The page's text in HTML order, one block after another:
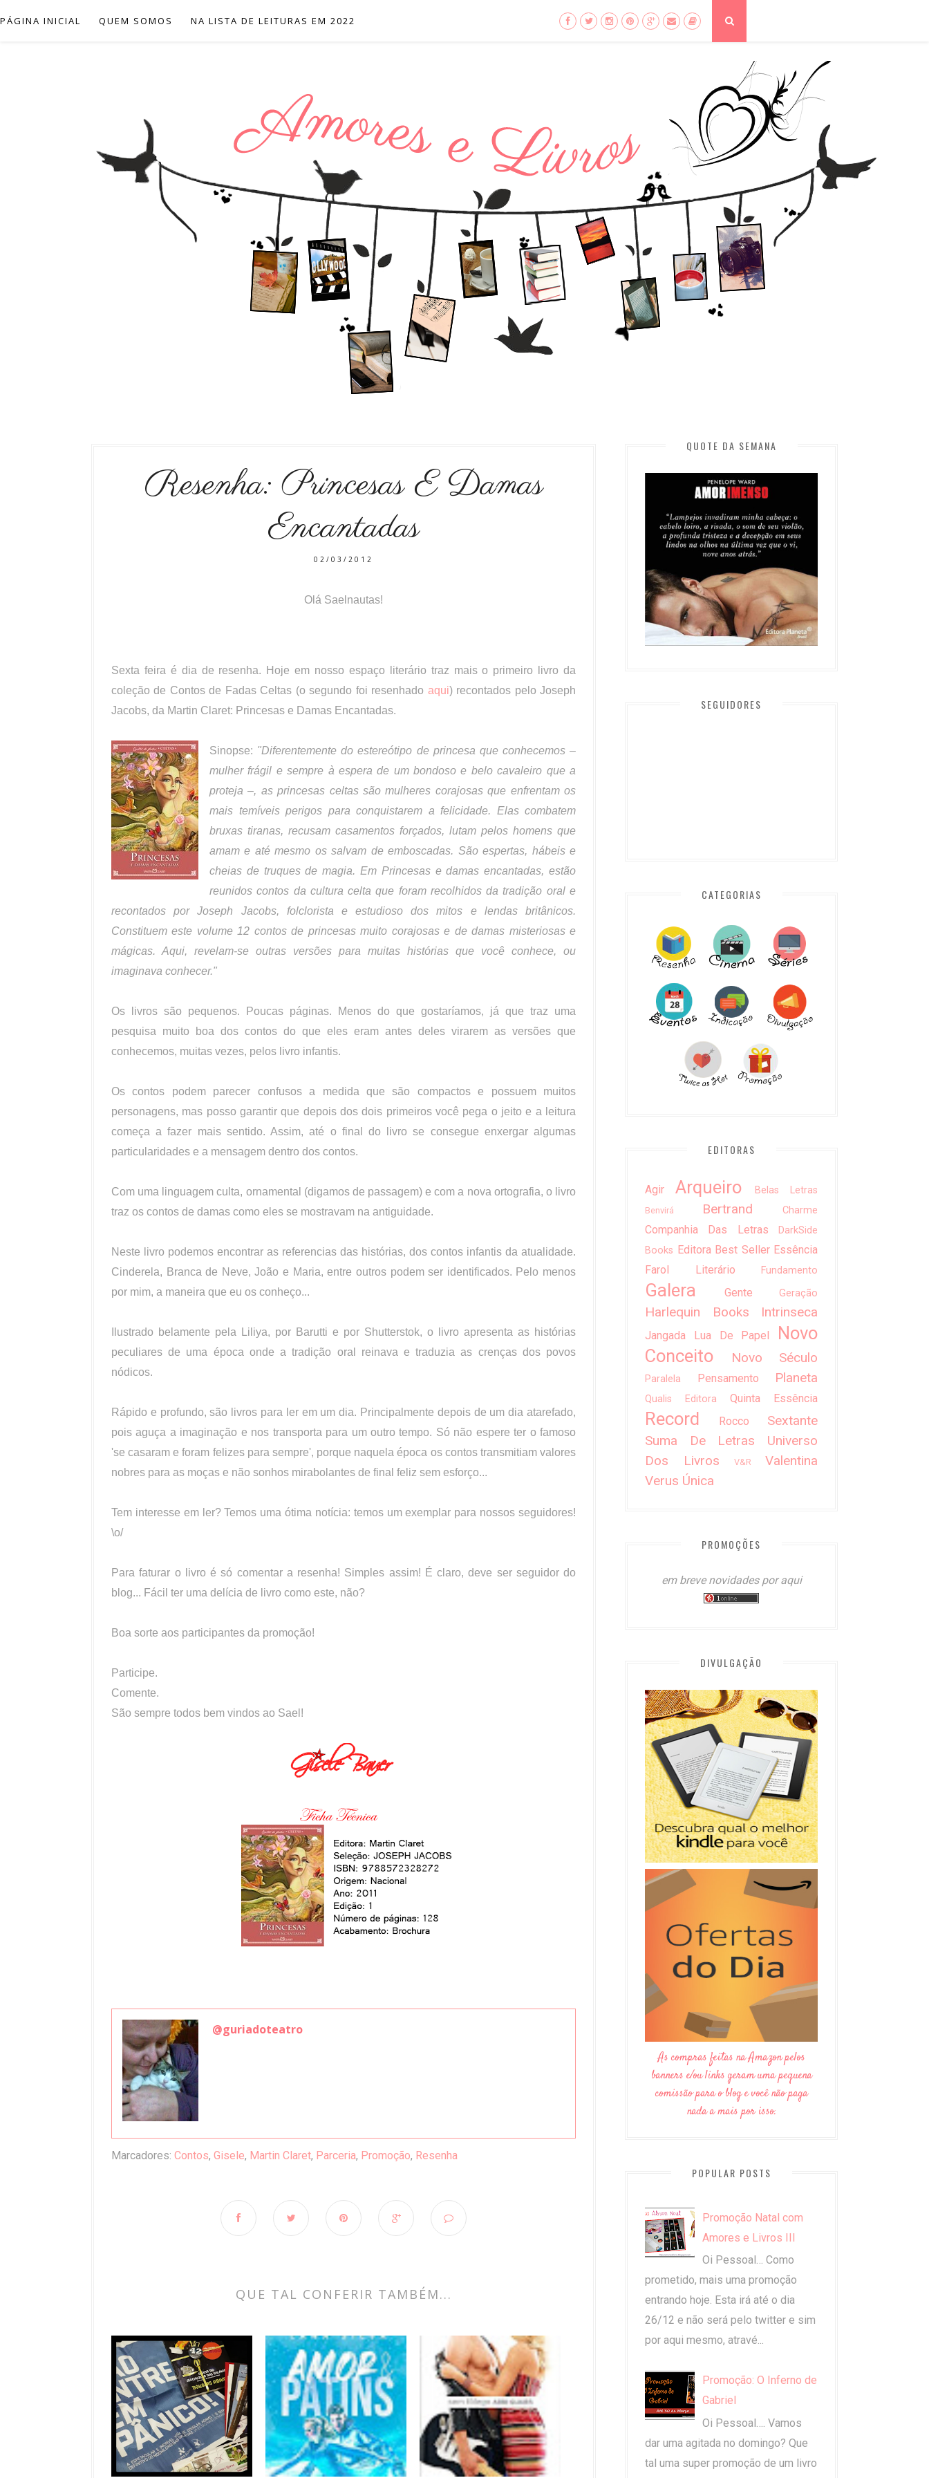
PÁGINA INICIAL QUEM SOMOS NA LISTA DE LEITURAS EM 2022
Resenha: Princesas E Damas
Encantadas
02/03/2012
Olá Saelnautas!
Sexta feira é dia de resenha. Hoje em nosso espaço literário traz mais o primeiro livro da
coleção de Contos de Fadas Celtas (o segundo foi resenhado aqui) recontados pelo Joseph
Jacobs, da Martin Claret: Princesas e Damas Encantadas.
Sinopse: "Diferentemente do estereótipo de princesa que conhecemos –
mulher frágil e sempre à espera de um bondoso e belo cavaleiro que a
proteja –, as princesas celtas são mulheres corajosas que enfrentam os
mais temíveis perigos para conquistarem a felicidade. Elas combatem
bruxas tiranas, recusam casamentos forçados, lutam pelos homens que
amam e até mesmo os salvam de emboscadas. São espertas, hábeis e
cheias de truques de magia. Em Princesas e damas encantadas, estão
reunidos contos da cultura celta que foram recolhidos da tradição oral e
recontados por Joseph Jacobs, folclorista e estudioso dos mitos e lendas britânicos.
Constituem este volume 12 contos de princesas muito corajosas e de damas misteriosas e
mágicas. Aqui, revelam-se outras versões para muitas histórias que você conhece, ou
imaginava conhecer."
Os livros são pequenos. Poucas páginas. Menos do que gostaríamos, já que traz uma
pesquisa muito boa dos contos do que eles eram antes deles virarem as versões que
conhecemos, muitas vezes, pelos livro infantis.
Os contos podem parecer confusos a medida que são compactos e possuem muitos
personagens, mas posso garantir que depois dos dois primeiros você pega o jeito e a leitura
começa a fazer mais sentido. Assim, até o final do livro se consegue enxergar algumas
particularidades e a mensagem dentro dos contos.
Com uma linguagem culta, ornamental (digamos de passagem) e com a nova ortografia, o livro
traz os contos de damas como eles se mostravam na antiguidade.
Neste livro podemos encontrar as referencias das histórias, dos contos infantis da atualidade.
Cinderela, Branca de Neve, João e Maria, entre outros podem ser identificados. Pelo menos
por mim, a maneira que eu os conheço...
Ilustrado belamente pela Liliya, por Barutti e por Shutterstok, o livro apresenta as histórias
peculiares de uma época onde a tradição oral reinava e traduzia as crenças dos povos
nódicos.
Rápido e profundo, são livros para ler em um dia. Principalmente depois de um dia atarefado,
pois aguça a imaginação e nos transporta para um outro tempo. Só não espere ter o famoso
'se casaram e foram felizes para sempre', porque naquela época os contos transmitiam valores
nobres para as moças e não sonhos mirabolantes de final feliz sem esforço...
Tem interesse em ler? Temos uma ótima notícia: temos um exemplar para nossos seguidores!
\o/
Para faturar o livro é só comentar a resenha! Simples assim! É claro, deve ser seguidor do
blog... Fácil ter uma delícia de livro como este, não?
Boa sorte aos participantes da promoção!
Participe.
Comente.
São sempre todos bem vindos ao Sael!
@guriadoteatro
Marcadores: Contos, Gisele, Martin Claret, Parceria, Promoção, Resenha
QUE TAL CONFERIR TAMBÉM...
QUOTE DA SEMANA
SEGUIDORES
CATEGORIAS
EDITORAS
Agir Arqueiro Belas Letras
Benvirá Bertrand Charme
Companhia Das Letras
DarkSide
Books Editora Best Seller Essência
Farol Literário
Fundamento
Galera Gente Geração
Harlequin Books Intrinseca
Jangada Lua De Papel
Novo
Conceito
Novo Século
Paralela Pensamento Planeta
Qualis Editora Quinta Essência
Record Rocco
Sextante
Suma De Letras
Universo
Dos Livros
V&R
Valentina
Verus Única
PROMOÇÕES
em breve novidades por aqui
DIVULGAÇÃO
As compras feitas na Amazon pelos
banners e/ou links geram uma pequena
comissão para o blog e você não paga
nada a mais por isso.
POPULAR POSTS
Promoção Natal com
Amores e Livros III
Oi Pessoal… Como
prometido, mais uma promoção
entrando hoje. Esta irá até o dia
26/12 e não será pelo twitter e sim
por aqui mesmo, atravé...
Promoção: O Inferno de
Gabriel
Oi Pessoal…. Vamos
dar uma agitada no domingo? Que
tal uma super promoção de um livro